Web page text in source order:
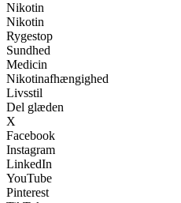
Nikotin
Nikotin
Rygestop
Sundhed
Medicin
Nikotinafhængighed
Livsstil
Del glæden
X
Facebook
Instagram
LinkedIn
YouTube
Pinterest